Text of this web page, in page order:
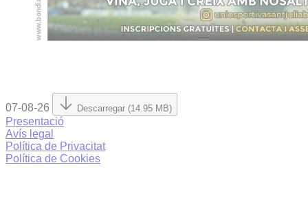
07-08-26 Descarregar (14.95 MB)
Presentació
Avís legal
Política de Privacitat
Política de Cookies